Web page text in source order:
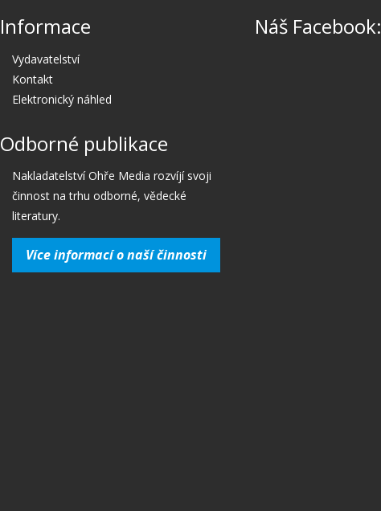
Informace
Vydavatelství
Kontakt
Elektronický náhled
Odborné publikace
Nakladatelství Ohře Media rozvíjí svoji
činnost na trhu odborné, vědecké
literatury.
Více informací o naší činnosti
Náš Facebook: